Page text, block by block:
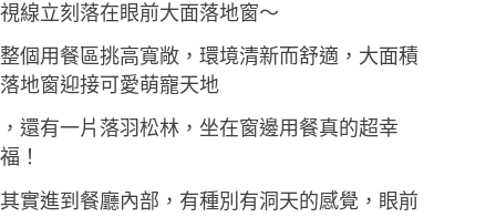
視線立刻落在眼前大面落地窗〜
整個用餐區挑高寬敞，環境清新而舒適，大面積
落地窗迎接可愛萌寵天地
，還有一片落羽松林，坐在窗邊用餐真的超幸
福！
其實進到餐廳內部，有種別有洞天的感覺，眼前